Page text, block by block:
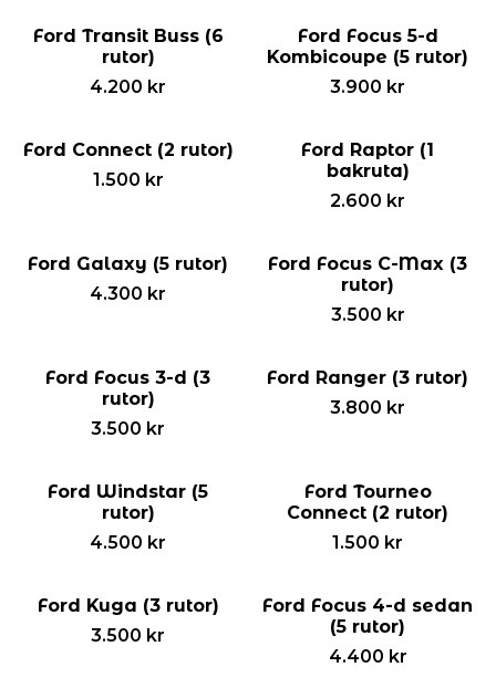
Ford Transit Buss (6
rutor)
4.200 kr
Ford Focus 5-d
Kombicoupe (5 rutor)
3.900 kr
Ford Connect (2 rutor)
1.500 kr
Ford Raptor (1
bakruta)
2.600 kr
Ford Galaxy (5 rutor)
4.300 kr
Ford Focus C-Max (3
rutor)
3.500 kr
Ford Focus 3-d (3
rutor)
3.500 kr
Ford Ranger (3 rutor)
3.800 kr
Ford Windstar (5
rutor)
4.500 kr
Ford Tourneo
Connect (2 rutor)
1.500 kr
Ford Kuga (3 rutor)
3.500 kr
Ford Focus 4-d sedan
(5 rutor)
4.400 kr